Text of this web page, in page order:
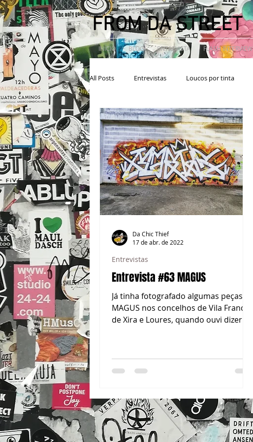
FROM DA STREET
INÍCIO BLOG ENTREVISTA FLASH INTERVIEW
All Posts Entrevistas Loucos por tinta
Entrevista #63 MAGUS
Já tinha fotografado algumas peças de
MAGUS nos concelhos de Vila Franca
de Xira e Loures, quando ouvi dizer
Entrevistas
Da Chic Thief
17 de abr. de 2022